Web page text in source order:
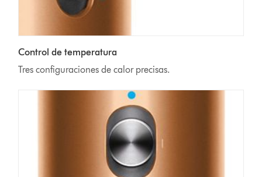
Control de temperatura
Tres configuraciones de calor precisas.